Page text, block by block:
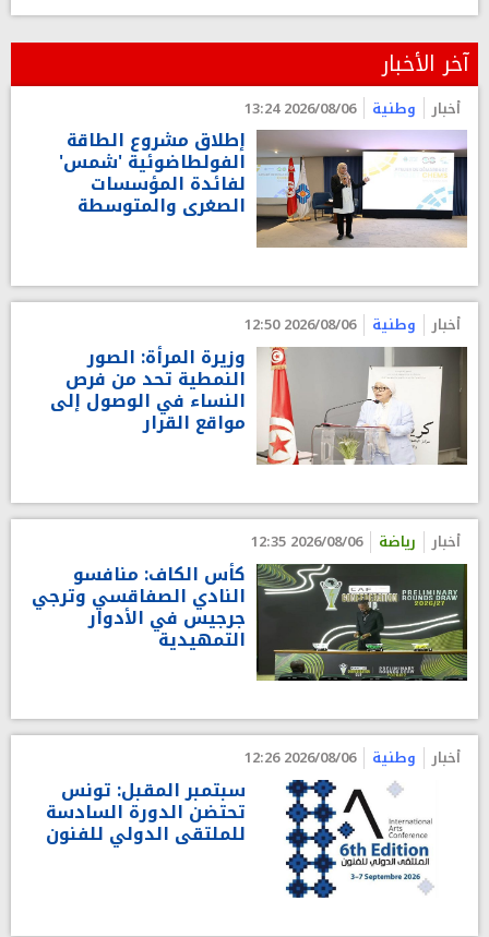
آخر الأخبار
أخبار وطنية 2026/08/06 13:24
إطلاق مشروع الطاقة
الفولطاضوئية 'شمس'
لفائدة المؤسسات
الصغرى والمتوسطة
أخبار وطنية 2026/08/06 12:50
وزيرة المرأة: الصور
النمطية تحد من فرص
النساء في الوصول إلى
مواقع القرار
أخبار رياضة 2026/08/06 12:35
كأس الكاف: منافسو
النادي الصفاقسي وترجي
جرجيس في الأدوار
التمهيدية
أخبار وطنية 2026/08/06 12:26
سبتمبر المقبل: تونس
تحتضن الدورة السادسة
للملتقى الدولي للفنون